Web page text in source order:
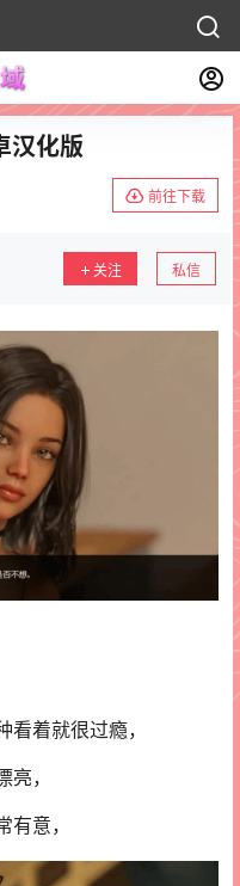
汉化版
前往下载
关注 私信
着就很过瘾，
，
意，